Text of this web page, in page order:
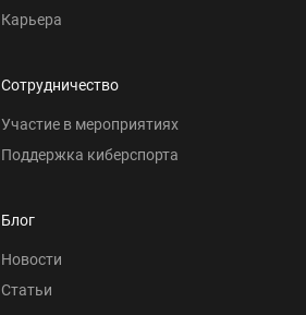
Карьера
Сотрудничество
Участие в мероприятиях
Поддержка киберспорта
Блог
Новости
Статьи